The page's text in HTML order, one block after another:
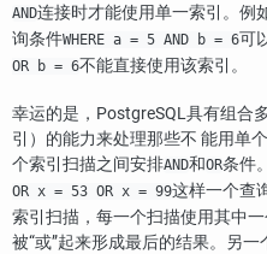
AND连接时才能使用单一索引。例
询条件WHERE a = 5 AND b = 6可
OR b = 6不能直接使用该索引。
幸运的是， PostgreSQL具有组合
引）的能力来处理那些不 能用单
个索引扫描之间安排AND和OR条件
OR x = 53 OR x = 99这样一个查
索引扫描，每一个扫描使用其中
被“或”起来形成最后的结果。另